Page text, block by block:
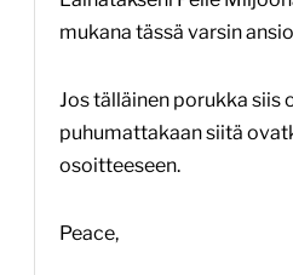
mukana tässä varsin
Jos tälläinen porukka siis
puhumattakaan siitä
osoitteeseen.
Peace,